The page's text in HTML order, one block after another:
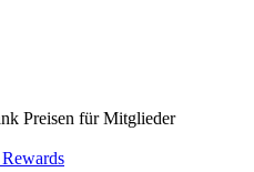
Preisen für Mitglieder